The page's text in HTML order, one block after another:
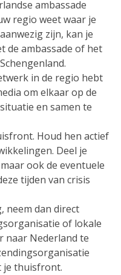
ambassade
regio weet waar je
zijn, kan je
de ambassade of het
in de regio hebt
om elkaar op de
en samen te
Houd hen actief
Deel je
ook de eventuele
tijden van crisis
neem dan direct
of lokale
naar Nederland te
je thuisfront.